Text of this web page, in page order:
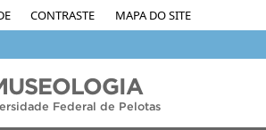
CONTRASTE MAPA DO SITE
Federal de Pelotas